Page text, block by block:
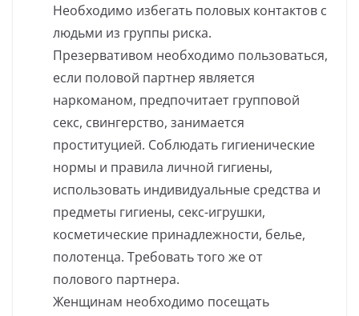
Необходимо избегать половых контактов с
людьми из группы риска.
Презервативом необходимо пользоваться,
если половой партнер является
наркоманом, предпочитает групповой
секс, свингерство, занимается
проституцией. Соблюдать гигиенические
нормы и правила личной гигиены,
использовать индивидуальные средства и
предметы гигиены, секс-игрушки,
косметические принадлежности, белье,
полотенца. Требовать того же от
полового партнера.
Женщинам необходимо посещать